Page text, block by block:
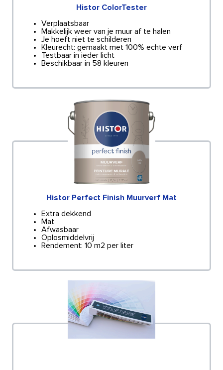
Histor ColorTester
Verplaatsbaar
Makkelijk weer van je muur af te halen
Je hoeft niet te schilderen
Kleurecht: gemaakt met 100% echte verf
Testbaar in ieder licht
Beschikbaar in 58 kleuren
Histor Perfect Finish Muurverf Mat
Extra dekkend
Mat
Afwasbaar
Oplosmiddelvrij
Rendement: 10 m2 per liter